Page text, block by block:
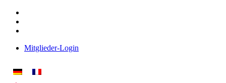
Mitglieder-Login